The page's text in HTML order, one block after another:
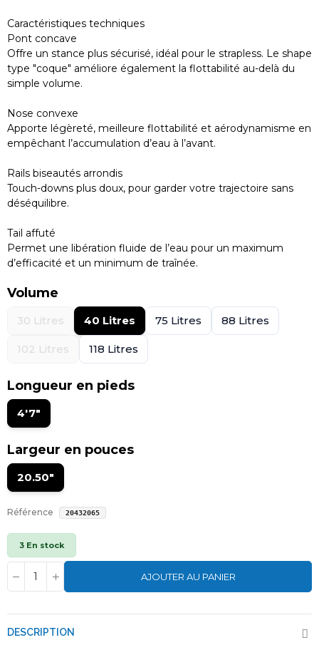
Caractéristiques techniques
Pont concave
Offre un stance plus sécurisé, idéal pour le strapless. Le shape
type "coque" améliore également la flottabilité au-delà du
simple volume.
Nose convexe
Apporte légèreté, meilleure flottabilité et aérodynamisme en
empêchant l’accumulation d’eau à l’avant.
Rails biseautés arrondis
Touch-downs plus doux, pour garder votre trajectoire sans
déséquilibre.
Tail affuté
Permet une libération fluide de l’eau pour un maximum
d’efficacité et un minimum de traînée.
Volume
30 Litres 40 Litres 75 Litres 88 Litres
102 Litres 118 Litres
Longueur en pieds
4'7"
Largeur en pouces
20.50"
Référence 20432065
3 En stock
AJOUTER AU PANIER
DESCRIPTION